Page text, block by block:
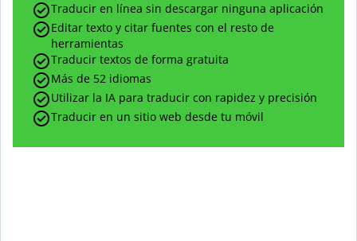
Traducir en línea sin descargar ninguna aplicación
Editar texto y citar fuentes con el resto de
herramientas
Traducir textos de forma gratuita
Más de 52 idiomas
Utilizar la IA para traducir con rapidez y precisión
Traducir en un sitio web desde tu móvil